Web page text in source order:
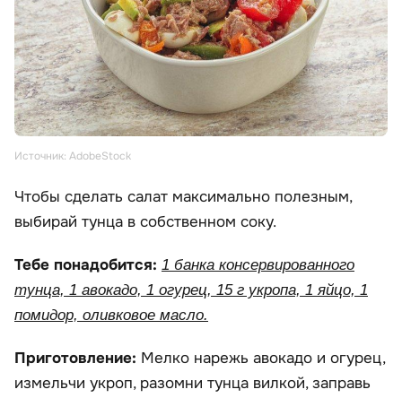
Источник: AdobeStock
Чтобы сделать салат максимально полезным,
выбирай тунца в собственном соку.
Тебе понадобится: 1 банка консервированного
тунца, 1 авокадо, 1 огурец, 15 г укропа, 1 яйцо, 1
помидор, оливковое масло.
Приготовление: Мелко нарежь авокадо и огурец,
измельчи укроп, разомни тунца вилкой, заправь